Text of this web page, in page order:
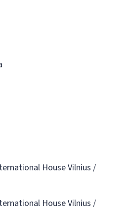
House Vilnius /
House Vilnius /